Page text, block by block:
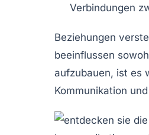
Verbindungen
Beziehungen
beeinflussen
aufzubauen, ist es
Kommunikation und